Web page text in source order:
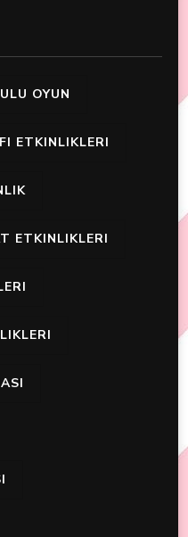
OYUN
ETKINLIKLERI
ETKINLIKLERI